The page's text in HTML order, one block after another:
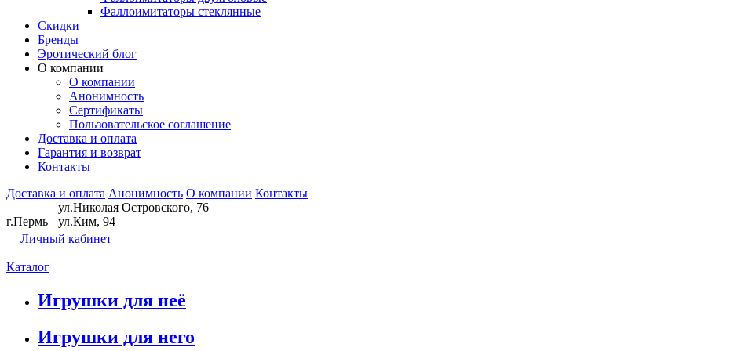
Фаллоимитаторы стеклянные
Скидки
Бренды
Эротический блог
О компании
О компании
Анонимность
Сертификаты
Пользовательское соглашение
Доставка и оплата
Гарантия и возврат
Контакты
Доставка и оплата Анонимность О компании Контакты
г.Пермь
ул.Николая Островского, 76
ул.Ким, 94
Личный кабинет
Каталог
Игрушки для неё
Игрушки для него